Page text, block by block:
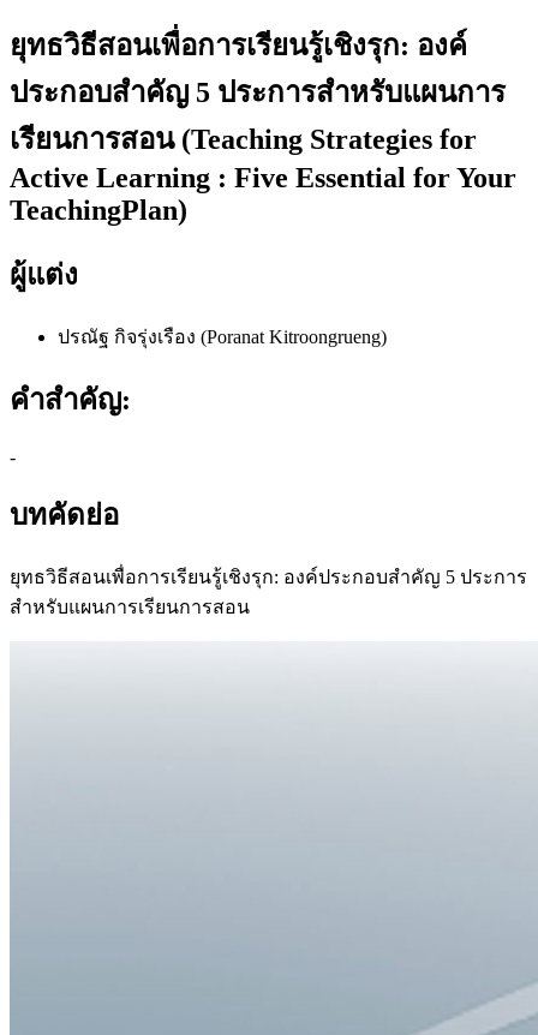
ยุทธวิธีสอนเพื่อการเรียนรู้เชิงรุก: องค์
ประกอบสำคัญ 5 ประการสำหรับแผนการ
เรียนการสอน (Teaching Strategies for
Active Learning : Five Essential for Your
TeachingPlan)
ผู้แต่ง
ปรณัฐ กิจรุ่งเรือง (Poranat Kitroongrueng)
คำสำคัญ:
-
บทคัดย่อ
ยุทธวิธีสอนเพื่อการเรียนรู้เชิงรุก: องค์ประกอบสำคัญ 5 ประการ
สำหรับแผนการเรียนการสอน